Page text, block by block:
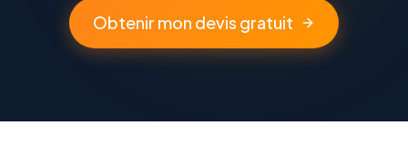
Obtenir mon devis gratuit